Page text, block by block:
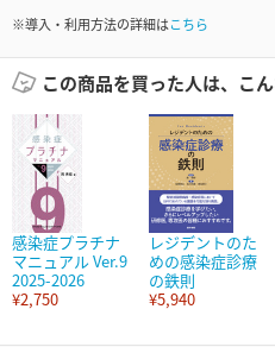
※導入・利用方法の詳細はこちら
この商品を買った人は、こ
感染症プラチナ
マニュアル Ver.9
2025-2026
¥2,750
レジデントのた
めの感染症診療
の鉄則
¥5,940